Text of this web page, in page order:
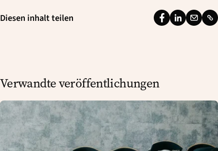
Diesen inhalt teilen
F
o
k
L
I
n
E
L
Verwandte veröffentlichungen